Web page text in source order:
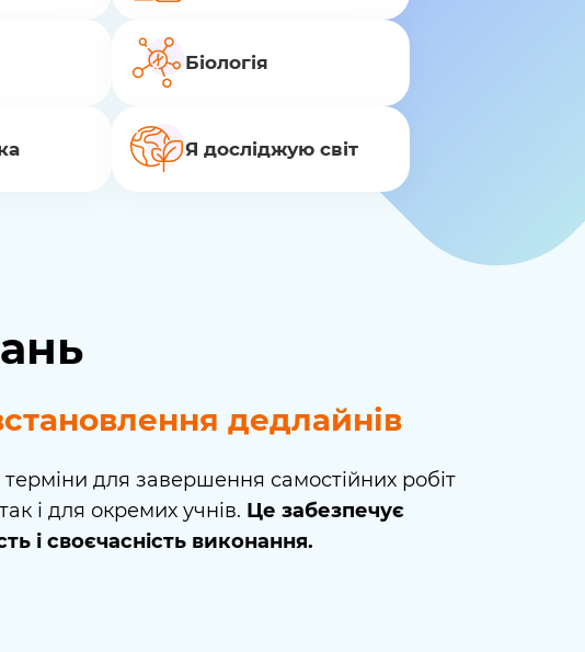
Біологія
Я досліджую світ
дедлайнів
для завершення самостійних робіт
і для окремих учнів. Це забезпечує
і своєчасність виконання.